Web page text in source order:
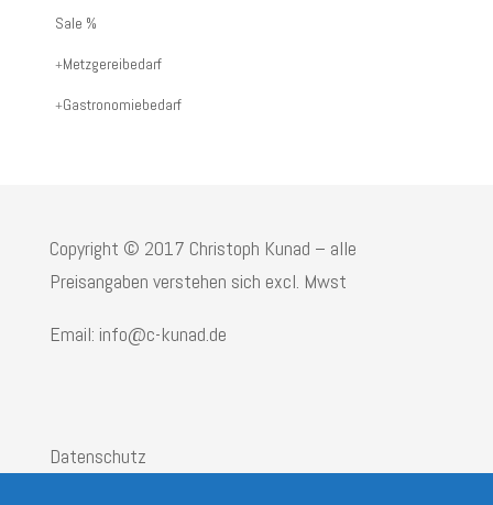
oder
Sale %
Metzgereibedarf
Gastronomiebedarf
Copyright © 2017 Christoph Kunad – alle
Preisangaben verstehen sich excl. Mwst
Email: info@c-kunad.de
Datenschutz